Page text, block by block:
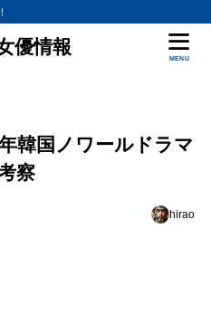
優情報
MENU
韓国ノワールドラマ
察
hirao